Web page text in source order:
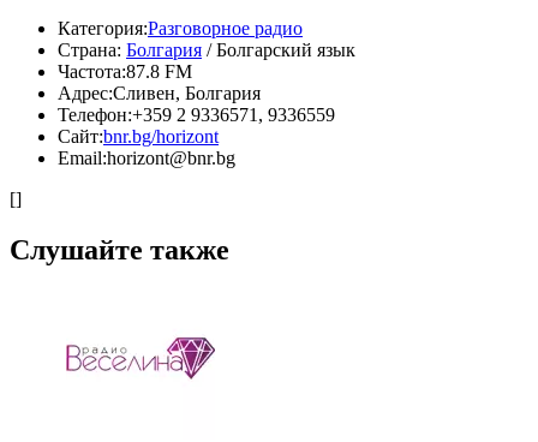
Категория:Разговорное радио
Страна: Болгария / Болгарский язык
Частота:87.8 FM
Адрес:Сливен, Болгария
Телефон:+359 2 9336571, 9336559
Сайт:bnr.bg/horizont
Email:horizont@bnr.bg
[]
Слушайте также